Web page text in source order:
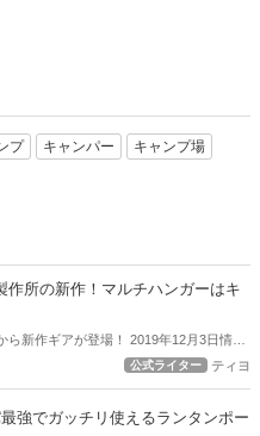
プ キャンパー
キャンプ場
作所の新作！マルチハンガーはキ
新作ギアが登場！ 2019年12月3日情報
アウトドアハックでは全力で紹介しま
ギア【マルチハンガー】はキャンパー必
せんよ！
公式ライター ティヨ
強でガッチリ使えるランタンポー